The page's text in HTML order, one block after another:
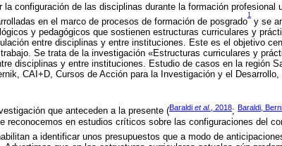
la configuración de las disciplinas durante la formación
en el marco de procesos de formación de posgrado
1
y se
y pedagógicos que sostienen estructuras curriculares y
entre disciplinas y entre instituciones. Este es el objetivo
Se trata de la investigación «Estructuras curriculares y
disciplinas y entre instituciones. Estudio de casos en la región
CAI+D, Cursos de Acción para la Investigación y el Desarrollo,
que anteceden a la presente (Baraldi et al. , 2018; Baraldi,
reconocemos en estudios críticos sobre las configuraciones del
a identificar unos presupuestos que a modo de